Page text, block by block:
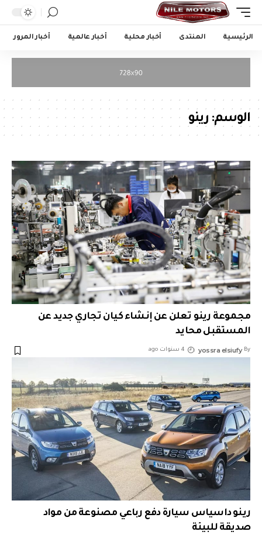
الرئيسية المنتدى أخبار محلية أخبار عالمية أخبار المرور
الوسم: رينو
مجموعة رينو تعلن عن إنشاء كيان تجاري جديد عن
المستقبل محايد
By
yossra elsiufy 4 سنوات ago
رينو داسياس سيارة دفع رباعي مصنوعة من مواد
صديقة للبيئة